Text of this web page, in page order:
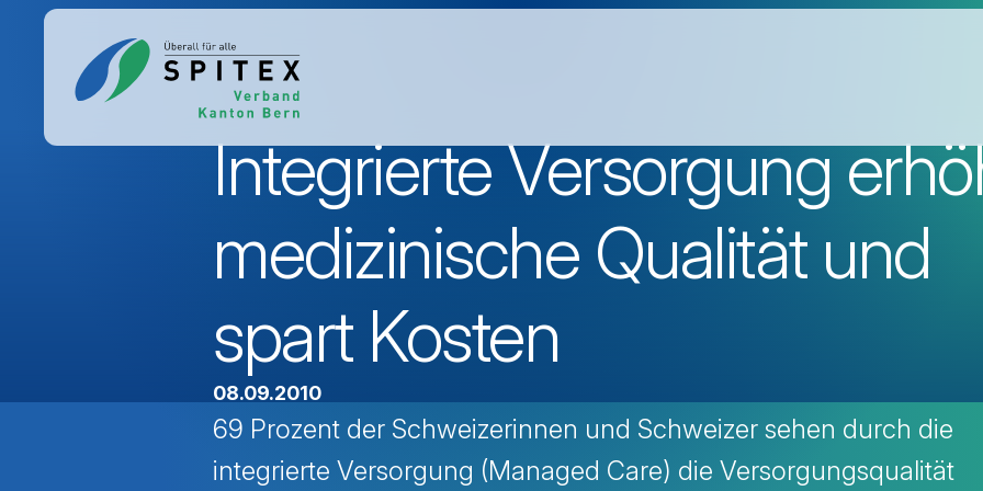
Integrierte Versorgung
medizinische Qualität und
spart Kosten
08.09.2010
69 Prozent der Schweizerinnen und Schweizer sehen durch die
integrierte Versorgung (Managed Care) die Versorgungsqualität